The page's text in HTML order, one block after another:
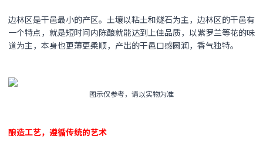
边林区是干邑最小的产区。土壤以粘土和燧石为主，边林区的干邑有
一个特点，就是短时间内陈酿就能达到上佳品质，以紫罗兰等花的味
道为主，本身也更薄更柔顺，产出的干邑口感圆润，香气独特。
图示仅参考，请以实物为准
酿造工艺，遵循传统的艺术